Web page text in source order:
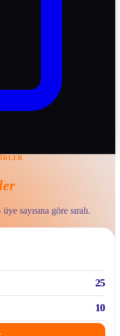
sayısına göre sıralı.
25
10